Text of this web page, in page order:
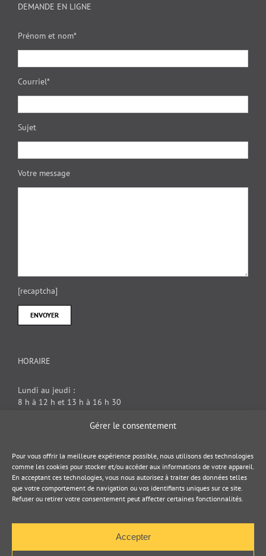
Gérer le consentement
Pour vous offrir la meilleure expérience possible, nous utilisons des technologies
comme les cookies pour stocker et/ou accéder aux informations de votre appareil.
En acceptant ces technologies, vous nous autorisez à traiter des données telles
que votre comportement de navigation ou vos identifiants uniques sur ce site.
Refuser ou retirer votre consentement peut affecter certaines fonctionnalités.
Accepter
DEMANDE EN LIGNE
Prénom et nom*
Courriel*
Sujet
Votre message
[recaptcha]
HORAIRE
Lundi au jeudi :
8 h à 12 h et 13 h à 16 h 30
DOCUMENT JURIDIQUE
Politique de cookies